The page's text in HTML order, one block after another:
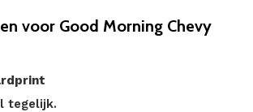
voor Good Morning Chevy
tegelijk.